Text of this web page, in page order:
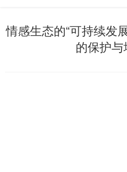
情感生态的“可持续发
的保护与